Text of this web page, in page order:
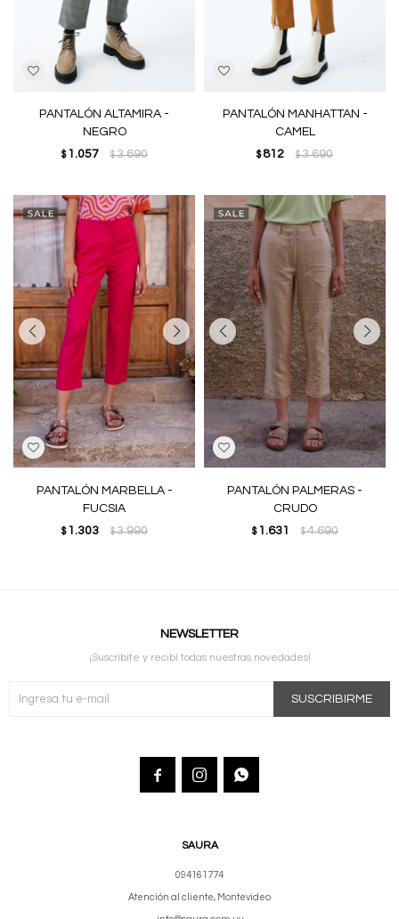
PANTALÓN ALTAMIRA -
NEGRO
$ 1.057 $3.690
PANTALÓN MANHATTAN -
CAMEL
$ 812 $3.690
PANTALÓN MARBELLA -
FUCSIA
$ 1.303 $3.990
PANTALÓN PALMERAS -
CRUDO
$ 1.631 $4.690
SAURA
094161774
Atención al cliente, Montevideo
NEWSLETTER
¡Suscribite y recibí todas nuestras novedades!
SUSCRIBIRME
  